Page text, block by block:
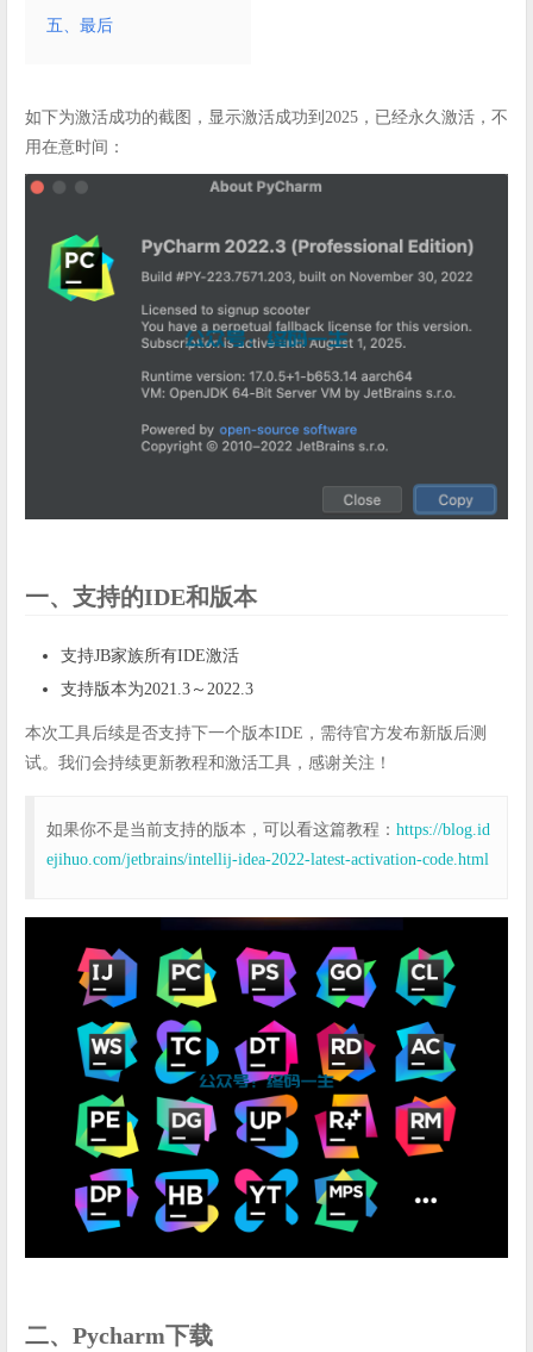
五、最后
如下为激活成功的截图，显示激活成功到2025，已经永久激活，不
用在意时间：
一、支持的IDE和版本
支持JB家族所有IDE激活
支持版本为2021.3～2022.3
本次工具后续是否支持下一个版本IDE，需待官方发布新版后测
试。我们会持续更新教程和激活工具，感谢关注！
如果你不是当前支持的版本，可以看这篇教程： https://blog.id
ejihuo.com/jetbrains/intellij-idea-2022-latest-activation-code.html
二、Pycharm下载